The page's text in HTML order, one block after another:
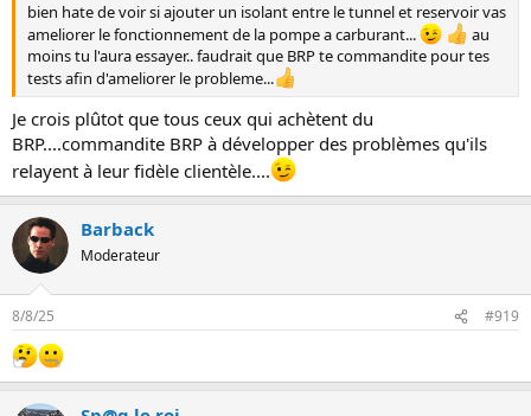
bien hate de voir si ajouter un isolant entre le tunnel et reservoir vas
ameliorer le fonctionnement de la pompe a carburant...
au
moins tu l'aura essayer.. faudrait que BRP te commandite pour tes
tests afin d'ameliorer le probleme...
Je crois plûtot que tous ceux qui achètent du
BRP....commandite BRP à développer des problèmes qu'ils
relayent à leur fidèle clientèle....
Barback
Moderateur
8/8/25 #919